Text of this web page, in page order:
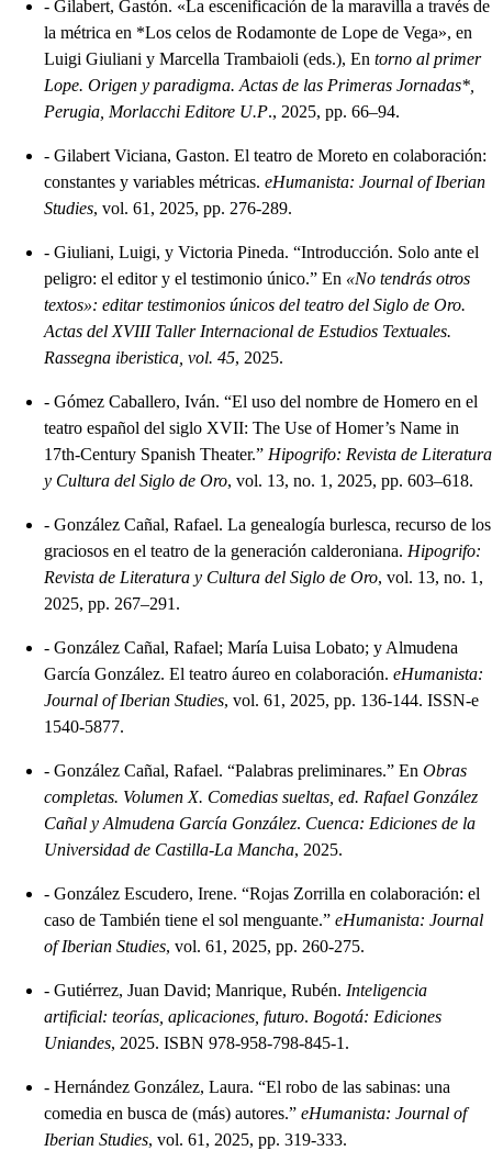
- Gilabert, Gastón. «La escenificación de la maravilla a través de
la métrica en *Los celos de Rodamonte de Lope de Vega», en
Luigi Giuliani y Marcella Trambaioli (eds.), En torno al primer
Lope. Origen y paradigma. Actas de las Primeras Jornadas*,
Perugia, Morlacchi Editore U.P., 2025, pp. 66–94.
- Gilabert Viciana, Gaston. El teatro de Moreto en colaboración:
constantes y variables métricas. eHumanista: Journal of Iberian
Studies, vol. 61, 2025, pp. 276-289.
- Giuliani, Luigi, y Victoria Pineda. “Introducción. Solo ante el
peligro: el editor y el testimonio único.” En «No tendrás otros
textos»: editar testimonios únicos del teatro del Siglo de Oro.
Actas del XVIII Taller Internacional de Estudios Textuales.
Rassegna iberistica, vol. 45, 2025.
- Gómez Caballero, Iván. “El uso del nombre de Homero en el
teatro español del siglo XVII: The Use of Homer’s Name in
17th-Century Spanish Theater.” Hipogrifo: Revista de Literatura
y Cultura del Siglo de Oro, vol. 13, no. 1, 2025, pp. 603–618.
- González Cañal, Rafael. La genealogía burlesca, recurso de los
graciosos en el teatro de la generación calderoniana. Hipogrifo:
Revista de Literatura y Cultura del Siglo de Oro, vol. 13, no. 1,
2025, pp. 267–291.
- González Cañal, Rafael; María Luisa Lobato; y Almudena
García González. El teatro áureo en colaboración. eHumanista:
Journal of Iberian Studies, vol. 61, 2025, pp. 136-144. ISSN-e
1540-5877.
- González Cañal, Rafael. “Palabras preliminares.” En Obras
completas. Volumen X. Comedias sueltas, ed. Rafael González
Cañal y Almudena García González. Cuenca: Ediciones de la
Universidad de Castilla-La Mancha, 2025.
- González Escudero, Irene. “Rojas Zorrilla en colaboración: el
caso de También tiene el sol menguante.” eHumanista: Journal
of Iberian Studies, vol. 61, 2025, pp. 260-275.
- Gutiérrez, Juan David; Manrique, Rubén. Inteligencia
artificial: teorías, aplicaciones, futuro. Bogotá: Ediciones
Uniandes, 2025. ISBN 978-958-798-845-1.
- Hernández González, Laura. “El robo de las sabinas: una
comedia en busca de (más) autores.” eHumanista: Journal of
Iberian Studies, vol. 61, 2025, pp. 319-333.